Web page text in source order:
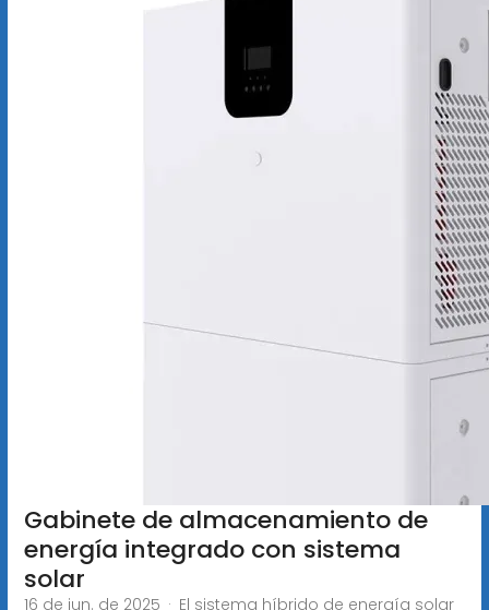
Gabinete de almacenamiento de
energía integrado con sistema
solar
16 de jun. de 2025 · El sistema híbrido de energía solar